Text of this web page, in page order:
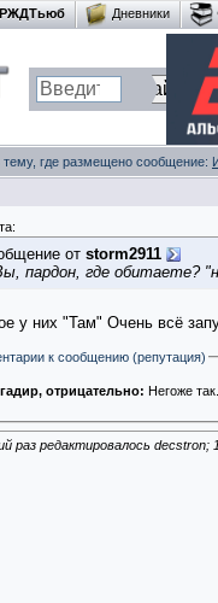
РЖДТьюб Дневники
где размещено сообщение:
от storm2911
пардон, где обитаете?
у них "Там" Очень всё
к сообщению (репутация)
, отрицательно:Негоже
раз редактировалось decstron;